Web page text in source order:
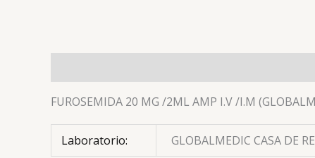
FUROSEMIDA 20 MG /2ML AMP I.V /I.M
Laboratorio: GLOBALMEDIC CASA DE